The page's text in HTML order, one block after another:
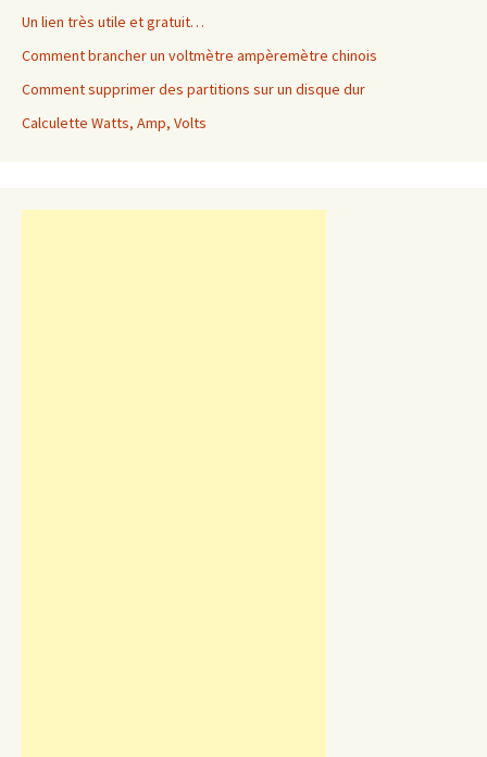
Un lien très utile et gratuit…
Comment brancher un voltmètre ampèremètre chinois
Comment supprimer des partitions sur un disque dur
Calculette Watts, Amp, Volts